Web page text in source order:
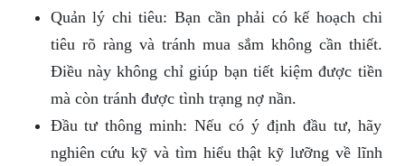
Quản lý chi tiêu: Bạn cần phải có kế hoạch chi
tiêu rõ ràng và tránh mua sắm không cần thiết.
Điều này không chỉ giúp bạn tiết kiệm được tiền
mà còn tránh được tình trạng nợ nần.
Đầu tư thông minh: Nếu có ý định đầu tư, hãy
nghiên cứu kỹ và tìm hiểu thật kỹ lưỡng về lĩnh